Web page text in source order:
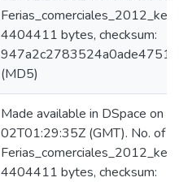
4404411 bytes, checksum:
(MD5)
Made available in DSpace on
02T01:29:35Z (GMT). No. of
4404411 bytes, checksum: